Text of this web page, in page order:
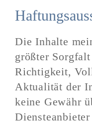
Die Inhalte
größter
Richtigkeit,
Aktualität der
keine Gewähr